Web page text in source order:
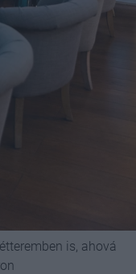
is, ahová